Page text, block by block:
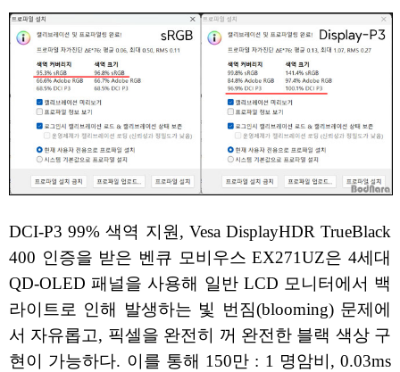
DCI-P3 99% 색역 지원, Vesa DisplayHDR TrueBlack
400 인증을 받은 벤큐 모비우스 EX271UZ은 4세대
QD-OLED 패널을 사용해 일반 LCD 모니터에서 백
라이트로 인해 발생하는 빛 번짐(blooming) 문제에
서 자유롭고, 픽셀을 완전히 꺼 완전한 블랙 색상 구
현이 가능하다. 이를 통해 150만 : 1 명암비, 0.03ms